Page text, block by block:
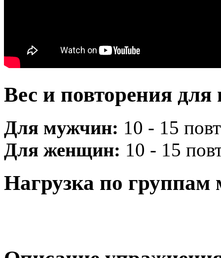
Вес и повторения для
Для мужчин: 10 - 15
Для женщин: 10 - 15
Нагрузка по